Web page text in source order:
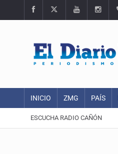
INICIO ZMG PAÍS
ESCUCHA RADIO CAÑÓN